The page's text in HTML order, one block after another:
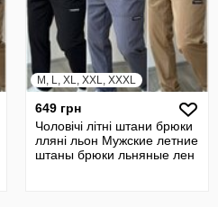
M, L, XL, XXL, XXXL
649 грн
Чоловічі літні штани брюки
лляні льон Мужские летние
штаны брюки льняные лен